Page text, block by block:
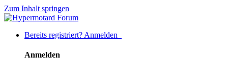
Zum Inhalt springen
Bereits registriert? Anmelden
Anmelden